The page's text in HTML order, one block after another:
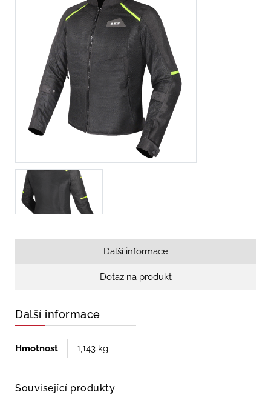
Další informace
Dotaz na produkt
Další informace
Hmotnost 1,143 kg
Související produkty